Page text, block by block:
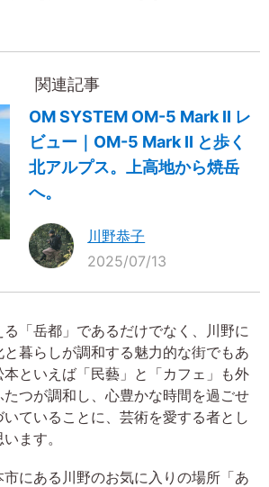
関連記事
OM SYSTEM OM-5 Mark II レ
ビュー｜OM-5 Mark II と歩く
北アルプス。上高地から焼岳
へ。
川野恭子
2025/07/13
「岳都」であるだけでなく、川野に
暮らしが調和する魅力的な街でもあ
本といえば「民藝」と「カフェ」も外
つが調和し、心豊かな時間を過ごせ
ていることに、芸術を愛する者とし
ます。
にある川野のお気に入りの場所「あ